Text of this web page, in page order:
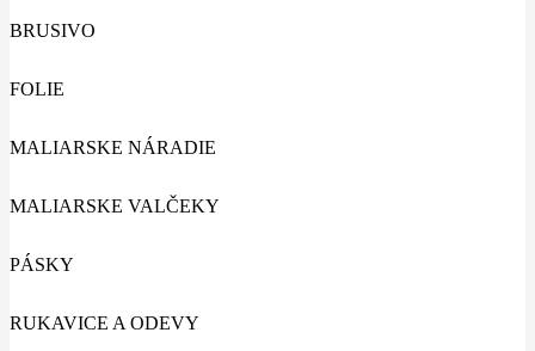
BRUSIVO
FOLIE
MALIARSKE NÁRADIE
MALIARSKE VALČEKY
PÁSKY
RUKAVICE A ODEVY